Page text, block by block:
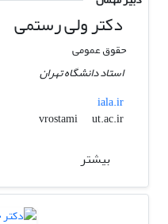
دکتر ولی رستمی
حقوق عمومی
استاد دانشگاه تهران
iala.ir
vrostami
ut.ac.ir
بیشتر